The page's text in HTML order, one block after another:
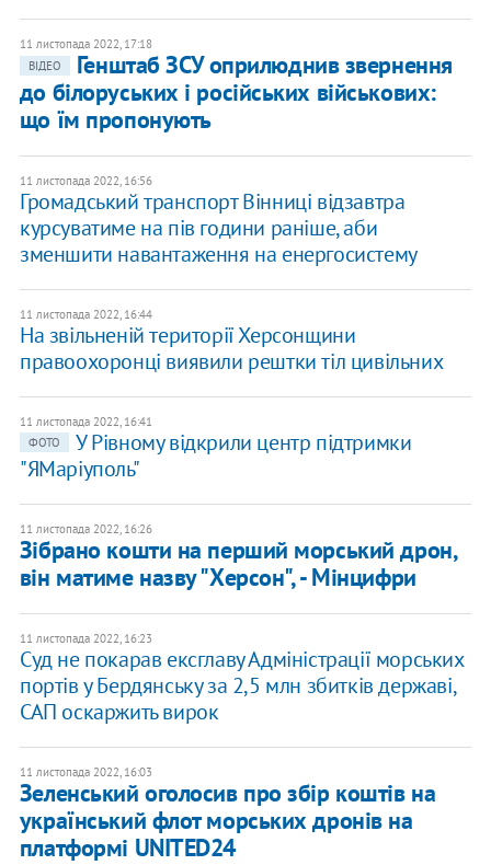
11 листопада 2022, 17:18
ВІДЕО
Генштаб ЗСУ оприлюднив звернення
до білоруських і російських військових:
що їм пропонують
11 листопада 2022, 16:56
Громадський транспорт Вінниці відзавтра
курсуватиме на пів години раніше, аби
зменшити навантаження на енергосистему
11 листопада 2022, 16:44
На звільненій території Херсонщини
правоохоронці виявили рештки тіл цивільних
11 листопада 2022, 16:41
ФОТО
У Рівному відкрили центр підтримки
"ЯМаріуполь"
11 листопада 2022, 16:26
Зібрано кошти на перший морський дрон,
він матиме назву "Херсон", - Мінцифри
11 листопада 2022, 16:23
​Суд не покарав ексглаву Адміністрації морських
портів у Бердянську за 2,5 млн збитків державі,
САП оскаржить вирок
11 листопада 2022, 16:03
​Зеленський оголосив про збір коштів на
український флот морських дронів на
платформі UNITED24